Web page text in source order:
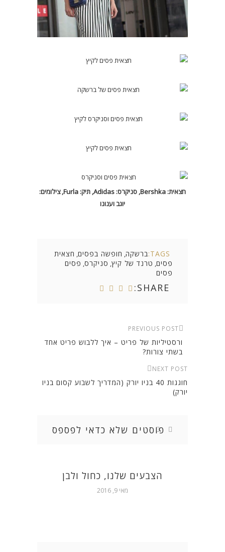
חצאית: Bershka, סניקרס: Adidas, תיק: Furla, צילומים:
יוגב וענונו
TAGS: ברשקה, חופשה בפסים, חצאית
פסים, טרנד של קיץ, סניקרס, פסים
פסים
SHARE:
PREVIOUS POST
ורסטיליות של פריט – איך ללבוש פריט אחד
בשתי צורות?
NEXT POST
חוגגות 40 בניו יורק (המדריך לשבוע קסום בניו
יורק)
פוסטים שלא כדאי לפספס
הצבעים שלנו, כחול ולבן
מאי 9, 2016